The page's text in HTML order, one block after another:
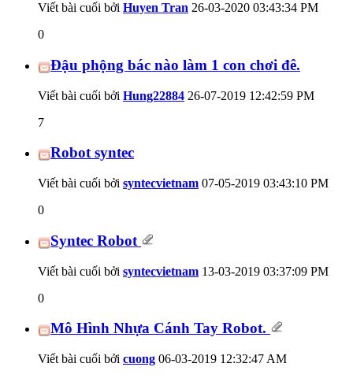
Viết bài cuối bởi Huyen Tran 26-03-2020 03:43:34 PM
0
Đậu phộng bác nào làm 1 con chơi đê.
Viết bài cuối bởi Hung22884 26-07-2019 12:42:59 PM
7
Robot syntec
Viết bài cuối bởi syntecvietnam 07-05-2019 03:43:10 PM
0
Syntec Robot
Viết bài cuối bởi syntecvietnam 13-03-2019 03:37:09 PM
0
Mô Hình Nhựa Cánh Tay Robot.
Viết bài cuối bởi cuong 06-03-2019 12:32:47 AM